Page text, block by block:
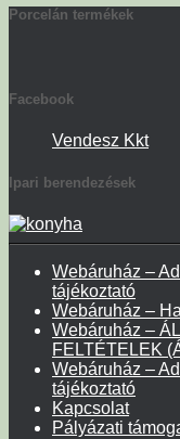
Porcelán termékek
Facebook
Vendesz Kkt
Ipari berendezések
Webáruház –
tájékoztató
Webáruház –
Webáruház –
FELTÉTELEK
Webáruház –
tájékoztató
Kapcsolat
Pályázati